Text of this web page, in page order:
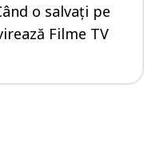
o salvați pe
Filme TV